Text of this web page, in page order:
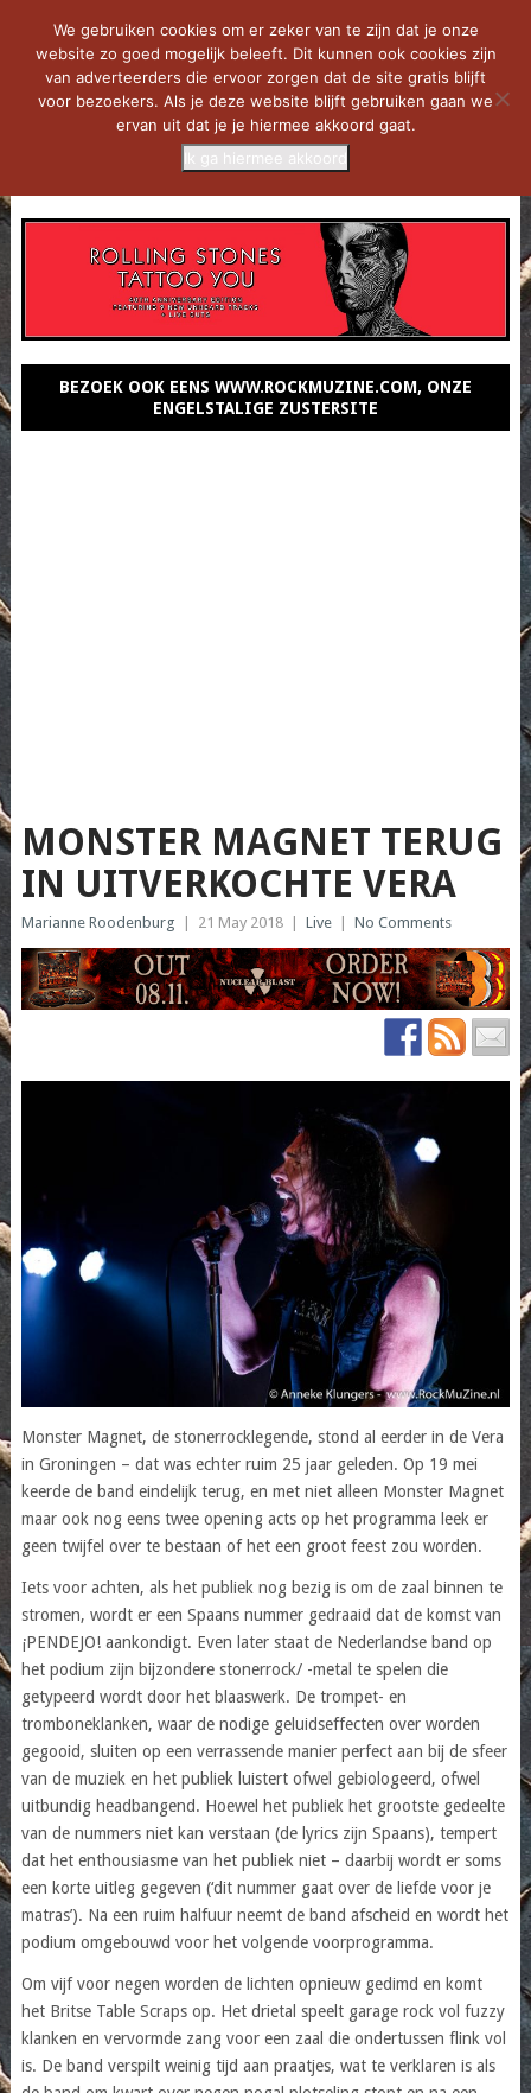
BEZOEK OOK EENS WWW.ROCKMUZINE.COM, ONZE
ENGELSTALIGE ZUSTERSITE
MONSTER MAGNET TERUG
IN UITVERKOCHTE VERA
Marianne Roodenburg 21 May 2018 Live No Comments
Monster Magnet, de stonerrocklegende, stond al eerder in de Vera
in Groningen – dat was echter ruim 25 jaar geleden. Op 19 mei
keerde de band eindelijk terug, en met niet alleen Monster Magnet
maar ook nog eens twee opening acts op het programma leek er
geen twijfel over te bestaan of het een groot feest zou worden.
Iets voor achten, als het publiek nog bezig is om de zaal binnen te
stromen, wordt er een Spaans nummer gedraaid dat de komst van
¡PENDEJO! aankondigt. Even later staat de Nederlandse band op
het podium zijn bijzondere stonerrock/ -metal te spelen die
getypeerd wordt door het blaaswerk. De trompet- en
tromboneklanken, waar de nodige geluidseffecten over worden
gegooid, sluiten op een verrassende manier perfect aan bij de sfeer
van de muziek en het publiek luistert ofwel gebiologeerd, ofwel
uitbundig headbangend. Hoewel het publiek het grootste gedeelte
van de nummers niet kan verstaan (de lyrics zijn Spaans), tempert
dat het enthousiasme van het publiek niet – daarbij wordt er soms
een korte uitleg gegeven (‘dit nummer gaat over de liefde voor je
matras’). Na een ruim halfuur neemt de band afscheid en wordt het
podium omgebouwd voor het volgende voorprogramma.
Om vijf voor negen worden de lichten opnieuw gedimd en komt
het Britse Table Scraps op. Het drietal speelt garage rock vol fuzzy
klanken en vervormde zang voor een zaal die ondertussen flink vol
is. De band verspilt weinig tijd aan praatjes, wat te verklaren is als
We gebruiken cookies om er zeker van te zijn dat je onze
website zo goed mogelijk beleeft. Dit kunnen ook cookies zijn
van adverteerders die ervoor zorgen dat de site gratis blijft
voor bezoekers. Als je deze website blijft gebruiken gaan we
ervan uit dat je je hiermee akkoord gaat.
Ik ga hiermee akkoord